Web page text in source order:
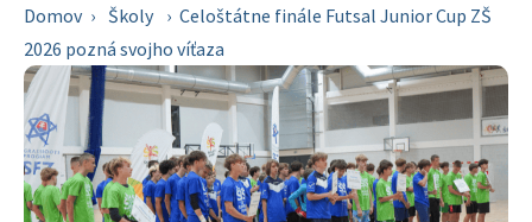
Domov › Školy › Celoštátne finále Futsal Junior Cup ZŠ
2026 pozná svojho víťaza